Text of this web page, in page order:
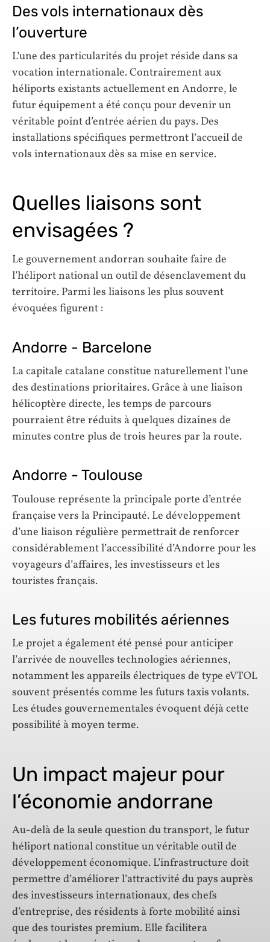
Des vols internationaux dès
l’ouverture
L’une des particularités du projet réside dans sa
vocation internationale. Contrairement aux
héliports existants actuellement en Andorre, le
futur équipement a été conçu pour devenir un
véritable point d’entrée aérien du pays. Des
installations spécifiques permettront l’accueil de
vols internationaux dès sa mise en service.
Quelles liaisons sont
envisagées ?
Le gouvernement andorran souhaite faire de
l’héliport national un outil de désenclavement du
territoire. Parmi les liaisons les plus souvent
évoquées figurent :
Andorre - Barcelone
La capitale catalane constitue naturellement l’une
des destinations prioritaires. Grâce à une liaison
hélicoptère directe, les temps de parcours
pourraient être réduits à quelques dizaines de
minutes contre plus de trois heures par la route.
Andorre - Toulouse
Toulouse représente la principale porte d’entrée
française vers la Principauté. Le développement
d’une liaison régulière permettrait de renforcer
considérablement l’accessibilité d’Andorre pour les
voyageurs d’affaires, les investisseurs et les
touristes français.
Les futures mobilités aériennes
Le projet a également été pensé pour anticiper
l’arrivée de nouvelles technologies aériennes,
notamment les appareils électriques de type eVTOL
souvent présentés comme les futurs taxis volants.
Les études gouvernementales évoquent déjà cette
possibilité à moyen terme.
Un impact majeur pour
l’économie andorrane
Au-delà de la seule question du transport, le futur
héliport national constitue un véritable outil de
développement économique. L’infrastructure doit
permettre d’améliorer l’attractivité du pays auprès
des investisseurs internationaux, des chefs
d’entreprise, des résidents à forte mobilité ainsi
que des touristes premium. Elle facilitera